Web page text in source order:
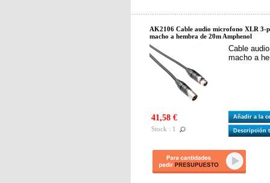
AK2106 Cable audio microfono XLR 3-
macho a hembra de 20m Amphenol
Cable
macho a
41,58 €
Stock : 1
Añadir a la
Descripción